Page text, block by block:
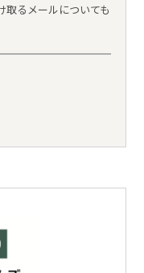
取るメールについても